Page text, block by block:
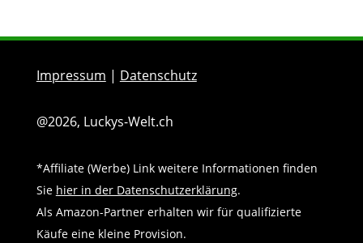
Impressum | Datenschutz
@2026, Luckys-Welt.ch
*Affiliate (Werbe) Link weitere Informationen finden
Sie hier in der Datenschutzerklärung.
Als Amazon-Partner erhalten wir für qualifizierte
Käufe eine kleine Provision.